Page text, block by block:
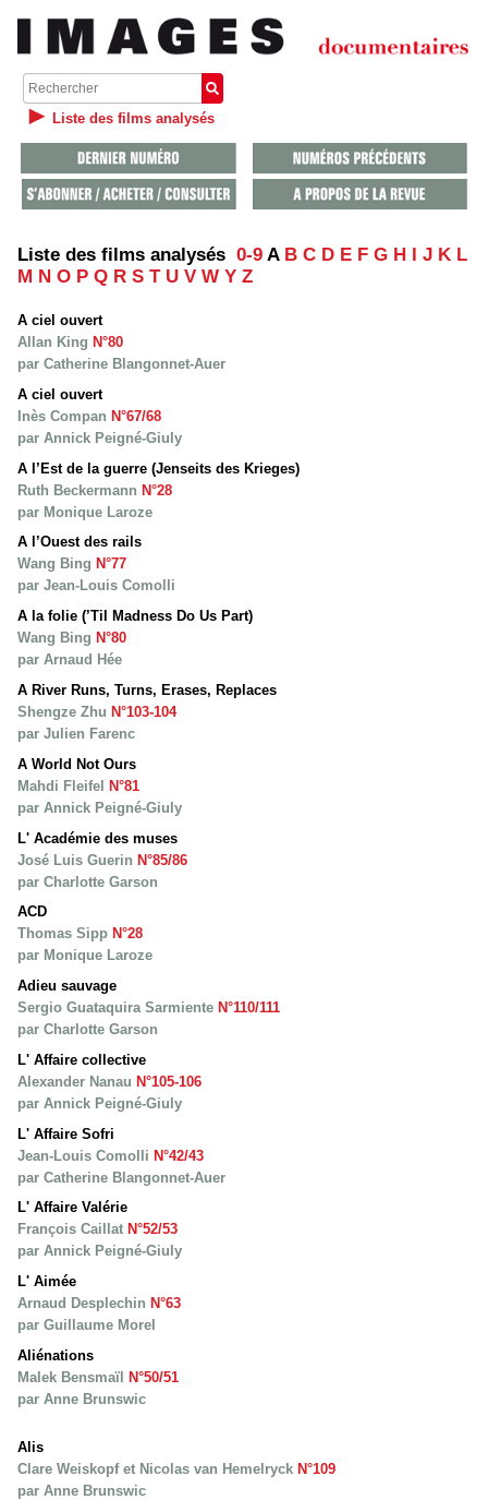
Liste des films analysés
Liste des films analysés 0-9 A B C D E F G H J K L
M N O P Q R S T U V W Y Z
A ciel ouvert
Allan King N°80
par Catherine Blangonnet-Auer
A ciel ouvert
Inès Compan N°67/68
par Annick Peigné-Giuly
A l’Est de la guerre (Jenseits des Krieges)
Ruth Beckermann N°28
par Monique Laroze
A l’Ouest des rails
Wang Bing N°77
par Jean-Louis Comolli
A la folie (’Til Madness Do Us Part)
Wang Bing N°80
par Arnaud Hée
A River Runs, Turns, Erases, Replaces
Shengze Zhu N°103-104
par Julien Farenc
A World Not Ours
Mahdi Fleifel
N°81
par Annick Peigné-Giuly
L' Académie des muses
José Luis Guerin N°85/86
par Charlotte Garson
ACD
Thomas Sipp N°28
par Monique Laroze
Adieu sauvage
Sergio Guataquira Sarmiente N°110/111
par Charlotte Garson
L' Affaire collective
Alexander Nanau N°105-106
par Annick Peigné-Giuly
L' Affaire Sofri
Jean-Louis Comolli N°42/43
par Catherine Blangonnet-Auer
L' Affaire Valérie
François Caillat N°52/53
par Annick Peigné-Giuly
L' Aimée
Arnaud Desplechin N°63
par Guillaume Morel
Aliénations
Malek Bensmaïl
N°50/51
par Anne Brunswic
Alis
Clare Weiskopf et Nicolas van Hemelryck N°109
par Anne Brunswic